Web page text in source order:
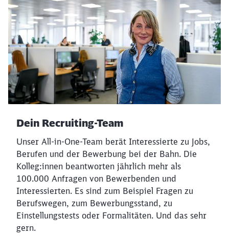
Dein Recruiting-Team
Unser All-in-One-Team berät Interessierte zu Jobs,
Berufen und der Bewerbung bei der Bahn. Die
Kolleg:innen beantworten jährlich mehr als
100.000 Anfragen von Bewerbenden und
Interessierten. Es sind zum Beispiel Fragen zu
Berufswegen, zum Bewerbungsstand, zu
Einstellungstests oder Formalitäten. Und das sehr
gern.